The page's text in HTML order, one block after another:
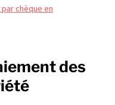
chèque en
des